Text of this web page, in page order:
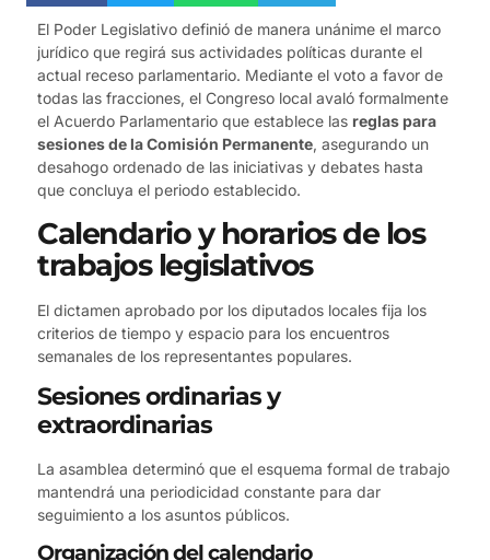
El Poder Legislativo definió de manera unánime el marco
jurídico que regirá sus actividades políticas durante el
actual receso parlamentario. Mediante el voto a favor de
todas las fracciones, el Congreso local avaló formalmente
el Acuerdo Parlamentario que establece las reglas para
sesiones de la Comisión Permanente, asegurando un
desahogo ordenado de las iniciativas y debates hasta
que concluya el periodo establecido.
Calendario y horarios de los
trabajos legislativos
El dictamen aprobado por los diputados locales fija los
criterios de tiempo y espacio para los encuentros
semanales de los representantes populares.
Sesiones ordinarias y
extraordinarias
La asamblea determinó que el esquema formal de trabajo
mantendrá una periodicidad constante para dar
seguimiento a los asuntos públicos.
Organización del calendario